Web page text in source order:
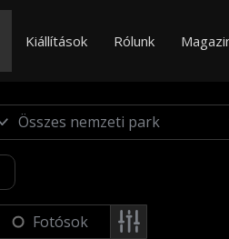
Kiállítások Rólunk
Fotósok